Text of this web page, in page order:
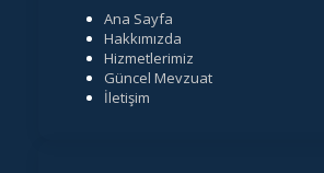
Ana Sayfa
Hakkımızda
Hizmetlerimiz
Güncel Mevzuat
İletişim